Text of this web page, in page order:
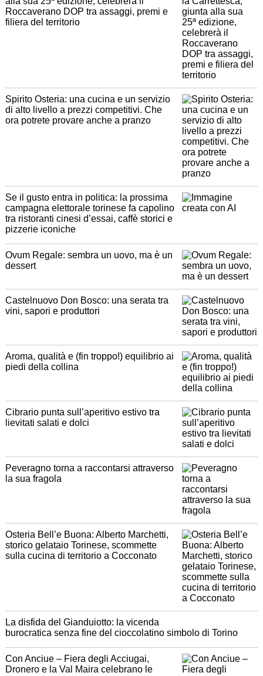
Roccaverano DOP tra assaggi, premi e
filiera del territorio
Spirito Osteria: una cucina e un servizio
di alto livello a prezzi competitivi. Che
ora potrete provare anche a pranzo
Se il gusto entra in politica: la prossima
campagna elettorale torinese fa capolino
tra ristoranti cinesi d’essai, caffè storici e
pizzerie iconiche
Ovum Regale: sembra un uovo, ma è un
dessert
Castelnuovo Don Bosco: una serata tra
vini, sapori e produttori
Aroma, qualità e (fin troppo!) equilibrio ai
piedi della collina
Cibrario punta sull’aperitivo estivo tra
lievitati salati e dolci
Peveragno torna a raccontarsi attraverso
la sua fragola
Osteria Bell’e Buona: Alberto Marchetti,
storico gelataio Torinese, scommette
sulla cucina di territorio a Cocconato
La disfida del Gianduiotto: la vicenda
burocratica senza fine del cioccolatino simbolo di Torino
Con Anciue – Fiera degli Acciugai,
Dronero e la Val Maira celebrano le